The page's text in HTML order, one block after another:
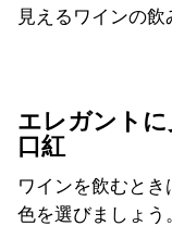
見えるワインの飲
エレガント
口紅
ワインを飲むと
色を選びましょう